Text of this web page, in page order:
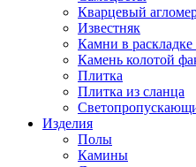
Кварцевый
Известняк
Камни в раскладке
Камень колотой
Плитка
Плитка из сланца
Изделия
Полы
Камины